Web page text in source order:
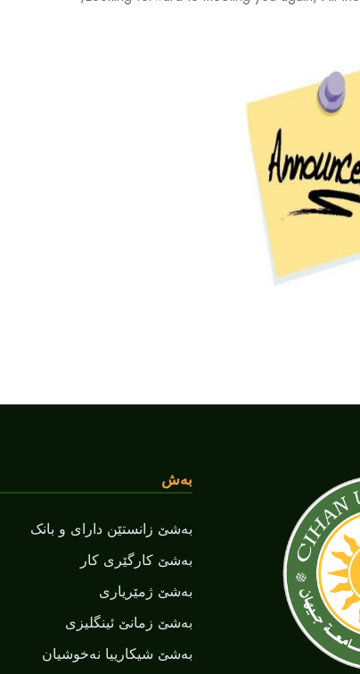
بەش
بەشێ زانستێن دارای و بانک
بەشێ کارگێری کار
بەشێ ژمێریاری
بەشێ زمانێ ‌‌ئینگلیزی
بەشێ شیکارییا نەخوشیان